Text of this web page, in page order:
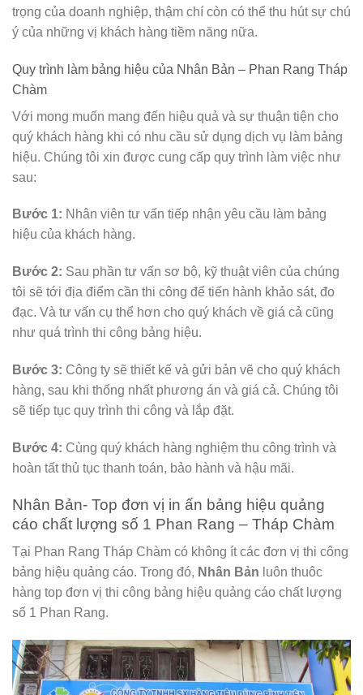
trọng của doanh nghiệp, thậm chí còn có thể thu hút sự chú
ý của những vị khách hàng tiềm năng nữa.
Quy trình làm bảng hiệu của Nhân Bản – Phan Rang Tháp
Chàm
Với mong muốn mang đến hiệu quả và sự thuận tiện cho
quý khách hàng khi có nhu cầu sử dụng dịch vụ làm bảng
hiệu. Chúng tôi xin được cung cấp quy trình làm việc như
sau:
Bước 1: Nhân viên tư vấn tiếp nhận yêu cầu làm bảng
hiệu của khách hàng.
Bước 2: Sau phần tư vấn sơ bộ, kỹ thuật viên của chúng
tôi sẽ tới địa điểm cần thi công để tiến hành khảo sát, đo
đạc. Và tư vấn cụ thể hơn cho quý khách về giá cả cũng
như quá trình thi công bảng hiệu.
Bước 3: Công ty sẽ thiết kế và gửi bản vẽ cho quý khách
hàng, sau khi thống nhất phương án và giá cả. Chúng tôi
sẽ tiếp tục quy trình thi công và lắp đặt.
Bước 4: Cùng quý khách hàng nghiệm thu công trình và
hoàn tất thủ tục thanh toán, bảo hành và hậu mãi.
Nhân Bản- Top đơn vị in ấn bảng hiệu quảng
cáo chất lượng số 1 Phan Rang – Tháp Chàm
Tại Phan Rang Tháp Chàm có không ít các đơn vị thi công
bảng hiệu quảng cáo. Trong đó, Nhân Bản luôn thuôc
hàng top đơn vị thi công bảng hiệu quảng cáo chất lượng
số 1 Phan Rang.